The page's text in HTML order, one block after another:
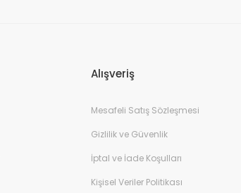
Alışveriş
Mesafeli Satış Sözleşmesi
Gizlilik ve Güvenlik
İptal ve İade Koşulları
Kişisel Veriler Politikası